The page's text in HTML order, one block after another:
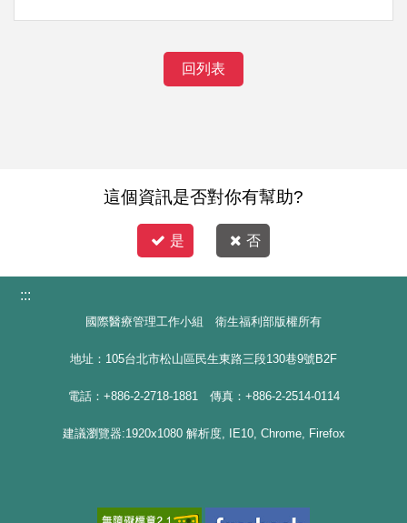
回列表
這個資訊是否對你有幫助?
是 否
:::
國際醫療管理工作小組 衛生福利部版權所有
地址：105台北市松山區民生東路三段130巷9號B2F
電話：+886-2-2718-1881 傳真：+886-2-2514-0114
建議瀏覽器:1920x1080 解析度, IE10, Chrome, Firefox